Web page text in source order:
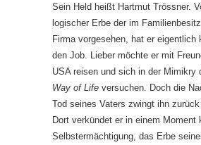
Sein Held heißt Hartmut Trössner.
logischer Erbe der im
Firma vorgesehen, hat er eigentlich
den Job. Lieber möchte er mit
USA reisen und sich in der Mimikry
Way of Life versuchen. Doch die
Tod seines Vaters zwingt ihn zurück
Dort verkündet er in einem Moment
Selbstermächtigung, das Erbe